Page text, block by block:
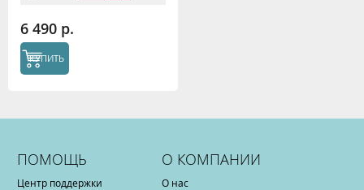
6 490 р.
КУПИТЬ
ПОМОЩЬ
Центр поддержки
О КОМПАНИИ
О нас